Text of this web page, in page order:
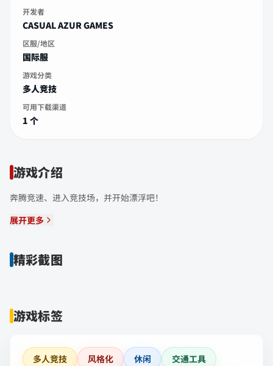
开发者
CASUAL AZUR GAMES
区服/地区
国际服
游戏分类
多人竞技
可用下载渠道
1 个
游戏介绍
奔腾竞速、进入竞技场，并开始漂浮吧！
展开更多
精彩截图
游戏标签
多人竞技 风格化 休闲
交通工具